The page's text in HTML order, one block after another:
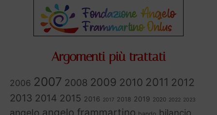
Argomenti più trattati
2006 2007 2008 2009 2010 2011 2012
2013 2014 2015 2016 2017 2018 2019 2020 2022 2023
angelo angelo frammartino bilancio